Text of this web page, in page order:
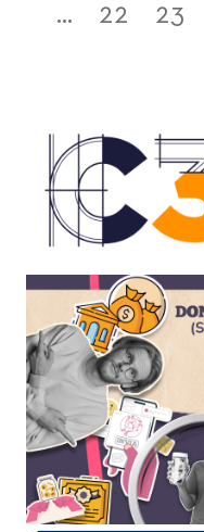
... 22 23